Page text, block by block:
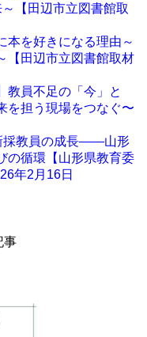
【田辺市立図書館取
本を好きになる理由～
【田辺市立図書館取材
教員不足の「今」と
を担う現場をつなぐ〜
採教員の成長――山形
の循環【山形県教育委
年2月16日
事